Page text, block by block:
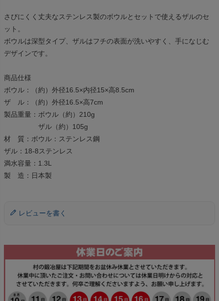
さびにくく丈夫なステンレス製のボウルとセットで使えるザルのセ
ット。
ボウルは深型タイプ、ザルはフチの表面が洗いやすく、手になじむ
デザインです。
商品仕様
ボウル：（約）外径16.5×内径15×高8.5cm
ザ ル：（約）外径16.5×高7cm
製品重量：ボウル（約）210g
ザル（約）105g
材 質：ボウル：ステンレス鋼
ザル：18-8ステンレス
満水容量：1.3L
製 造：日本製
レビューを書く